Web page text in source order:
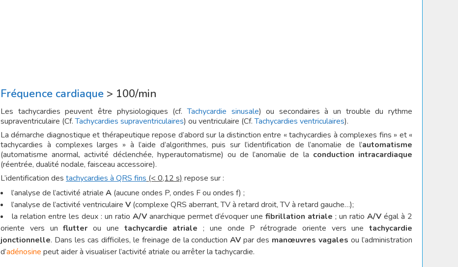
Fréquence cardiaque > 100/min
Les tachycardies peuvent être physiologiques (cf.Tachycardie sinusale) ou secondaires à un trouble du rythme
supraventriculaire (Cf.Tachycardies supraventriculaires) ou ventriculaire (Cf.Tachycardies ventriculaires).
La démarche diagnostique et thérapeutique repose d’abord sur la distinction entre « tachycardies à complexes fins » et «
tachycardies à complexes larges » à l’aide d’algorithmes, puis sur l’identification de l’anomalie de l’automatisme
(automatisme anormal, activité déclenchée, hyperautomatisme) ou de l’anomalie de la conduction intracardiaque
(réentrée, dualité nodale, faisceau accessoire).
L’identification des tachycardies à QRS fins (< 0,12 s) repose sur :
l’analyse de l’activité atriale A (aucune ondes P, ondes F ou ondes f) ;
l’analyse de l’activité ventriculaire V (complexe QRS aberrant, TV à retard droit, TV à retard gauche…);
la relation entre les deux : un ratio A/Vanarchique permet d’évoquer unefibrillation atriale ; un ratioA/V égal à 2
oriente vers unflutter ou une tachycardie atriale ; une onde P rétrograde oriente vers une tachycardie
jonctionnelle. Dans les cas difficiles, le freinage de la conductionAV par des manœuvres vagales ou l’administration
d’adénosine peut aider à visualiser l’activité atriale ou arrêter la tachycardie.